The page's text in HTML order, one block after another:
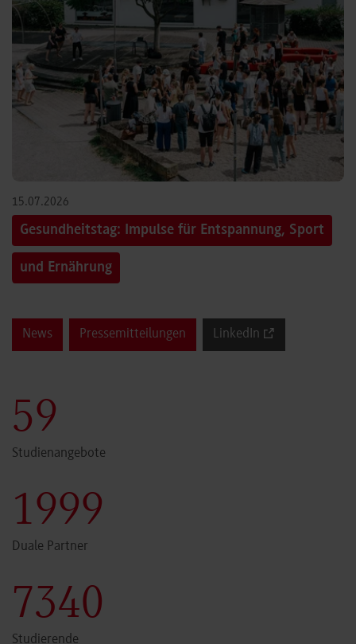
15.07.2026
Gesundheitstag: Impulse für Entspannung, Sport
und Ernährung
News Pressemitteilungen LinkedIn
60
Studienangebote
2000
Duale Partner
7341
Studierende